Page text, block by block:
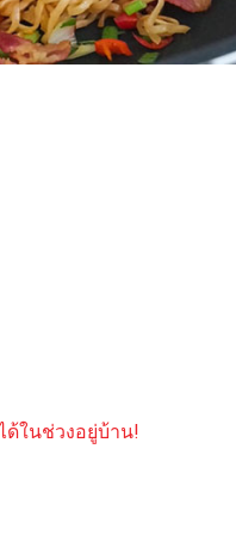
ด้ในช่วงอยู่บ้าน!